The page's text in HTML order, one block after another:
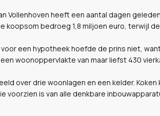
Vollenhoven heeft een aantal dagen
koopsom bedroeg 1,8 miljoen euro, terwijl
voor een hypotheek hoefde de prins niet,
woonoppervlakte van maar liefst 430
over drie woonlagen en een kelder.
voorzien is van alle denkbare